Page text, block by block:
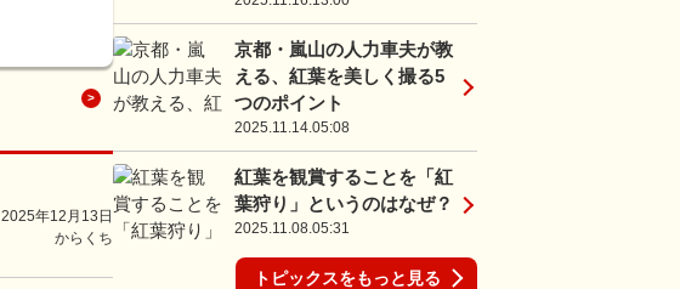
2025年12月13日
からくち
京都・嵐山の人力車夫が教
える、紅葉を美しく撮る5
つのポイント
2025.11.14.05:08
紅葉を観賞することを「紅
葉狩り」というのはなぜ？
2025.11.08.05:31
トピックスをもっと見る